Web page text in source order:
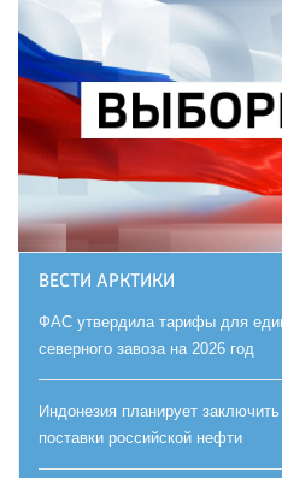
ВЕСТИ АРКТИКИ
ФАС утвердила тарифы для
северного завоза на 2026 год
Индонезия планирует
поставки российской нефти